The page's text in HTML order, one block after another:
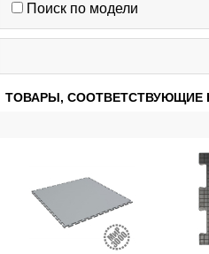
Поиск по модели
ТОВАРЫ, СООТВЕТСТВУЮЩИЕ